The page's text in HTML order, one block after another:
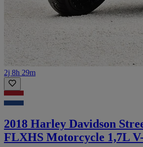
2j 8h 29m
2018 Harley Davidson
FLXHS Motorcycle 1,7L